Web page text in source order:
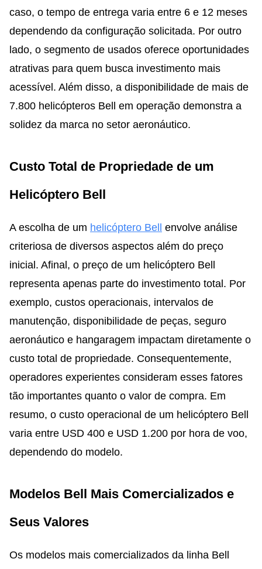
caso, o tempo de entrega varia entre 6 e 12 meses
dependendo da configuração solicitada. Por outro
lado, o segmento de usados oferece oportunidades
atrativas para quem busca investimento mais
acessível. Além disso, a disponibilidade de mais de
7.800 helicópteros Bell em operação demonstra a
solidez da marca no setor aeronáutico.
Custo Total de Propriedade de um
Helicóptero Bell
A escolha de um helicóptero Bell envolve análise
criteriosa de diversos aspectos além do preço
inicial. Afinal, o preço de um helicóptero Bell
representa apenas parte do investimento total. Por
exemplo, custos operacionais, intervalos de
manutenção, disponibilidade de peças, seguro
aeronáutico e hangaragem impactam diretamente o
custo total de propriedade. Consequentemente,
operadores experientes consideram esses fatores
tão importantes quanto o valor de compra. Em
resumo, o custo operacional de um helicóptero Bell
varia entre USD 400 e USD 1.200 por hora de voo,
dependendo do modelo.
Modelos Bell Mais Comercializados e
Seus Valores
Os modelos mais comercializados da linha Bell